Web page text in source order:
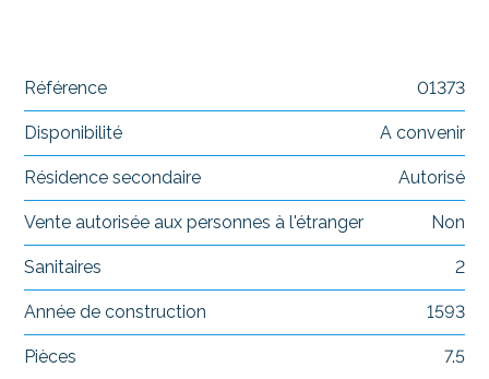
Référence 01373
Disponibilité A convenir
Résidence secondaire Autorisé
Vente autorisée aux personnes à l'étranger Non
Sanitaires 2
Année de construction 1593
Pièces 7.5